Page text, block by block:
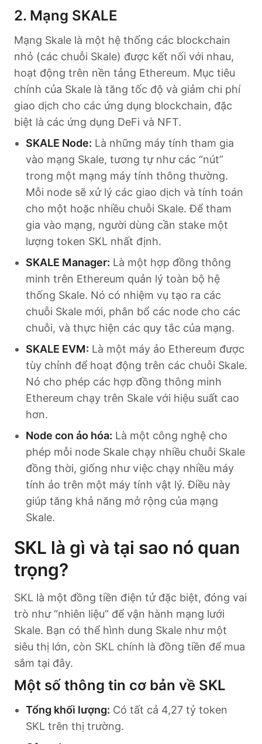
2. Mạng SKALE
Mạng Skale là một hệ thống các blockchain
nhỏ (các chuỗi Skale) được kết nối với nhau,
hoạt động trên nền tảng Ethereum. Mục tiêu
chính của Skale là tăng tốc độ và giảm chi phí
giao dịch cho các ứng dụng blockchain, đặc
biệt là các ứng dụng DeFi và NFT.
SKALE Node: Là những máy tính tham gia
vào mạng Skale, tương tự như các “nút”
trong một mạng máy tính thông thường.
Mỗi node sẽ xử lý các giao dịch và tính toán
cho một hoặc nhiều chuỗi Skale. Để tham
gia vào mạng, người dùng cần stake một
lượng token SKL nhất định.
SKALE Manager: Là một hợp đồng thông
minh trên Ethereum quản lý toàn bộ hệ
thống Skale. Nó có nhiệm vụ tạo ra các
chuỗi Skale mới, phân bổ các node cho các
chuỗi, và thực hiện các quy tắc của mạng.
SKALE EVM: Là một máy ảo Ethereum được
tùy chỉnh để hoạt động trên các chuỗi Skale.
Nó cho phép các hợp đồng thông minh
Ethereum chạy trên Skale với hiệu suất cao
hơn.
Node con ảo hóa: Là một công nghệ cho
phép mỗi node Skale chạy nhiều chuỗi Skale
đồng thời, giống như việc chạy nhiều máy
tính ảo trên một máy tính vật lý. Điều này
giúp tăng khả năng mở rộng của mạng
Skale.
SKL là gì và tại sao nó quan
trọng?
SKL là một đồng tiền điện tử đặc biệt, đóng vai
trò như “nhiên liệu” để vận hành mạng lưới
Skale. Bạn có thể hình dung Skale như một
siêu thị lớn, còn SKL chính là đồng tiền để mua
sắm tại đây.
Một số thông tin cơ bản về SKL
Tổng khối lượng: Có tất cả 4,27 tỷ token
SKL trên thị trường.